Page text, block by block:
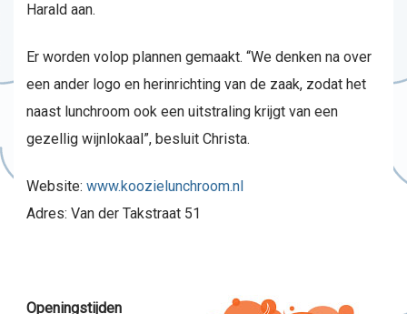
Harald aan.
Er worden volop plannen gemaakt. “We denken na over
een ander logo en herinrichting van de zaak, zodat het
naast lunchroom ook een uitstraling krijgt van een
gezellig wijnlokaal”, besluit Christa.
Website: www.koozielunchroom.nl
Adres: Van der Takstraat 51
Openingstijden